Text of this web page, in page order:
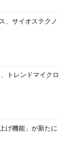
、サイオステクノ
トレンドマイクロ
げ機能」が新たに